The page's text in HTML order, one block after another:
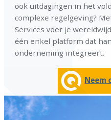
ook uitdagingen in het
complexe regelgeving?
Services voer je
één enkel platform dat
onderneming integreert.
Neem